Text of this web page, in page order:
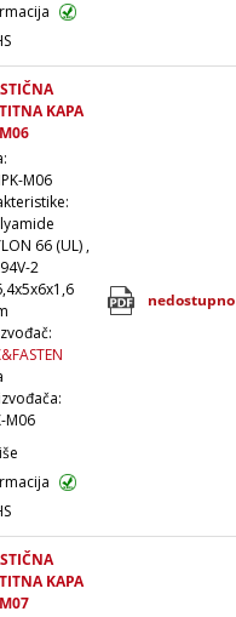
KAPA
M06
66 (UL) ,
2
M06
nedostupno
KAPA